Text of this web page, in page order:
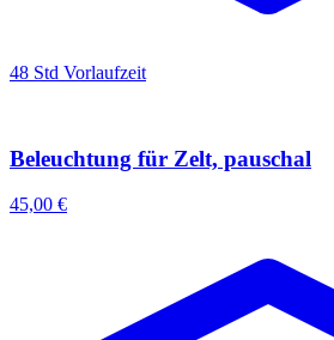
48 Std Vorlaufzeit
Beleuchtung für Zelt, pauschal
45,00 €